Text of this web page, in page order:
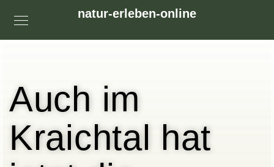
natur-erleben-online
Auch im
Kraichtal hat